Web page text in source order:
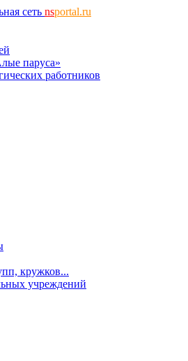
сеть nsportal.ru
паруса»
работников
кружков...
учреждений